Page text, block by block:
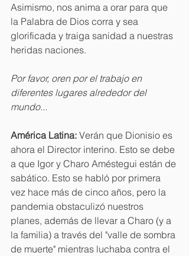
Asimismo, nos anima a orar para que
la Palabra de Dios corra y sea
glorificada y traiga sanidad a nuestras
heridas naciones.
Por favor, oren por el trabajo en
diferentes lugares alrededor del
mundo...
América Latina: Verán que Dionisio es
ahora el Director interino. Esto se debe
a que Igor y Charo Améstegui están de
sabático. Esto se habló por primera
vez hace más de cinco años, pero la
pandemia obstaculizó nuestros
planes, además de llevar a Charo (y a
la familia) a través del "valle de sombra
de muerte" mientras luchaba contra el